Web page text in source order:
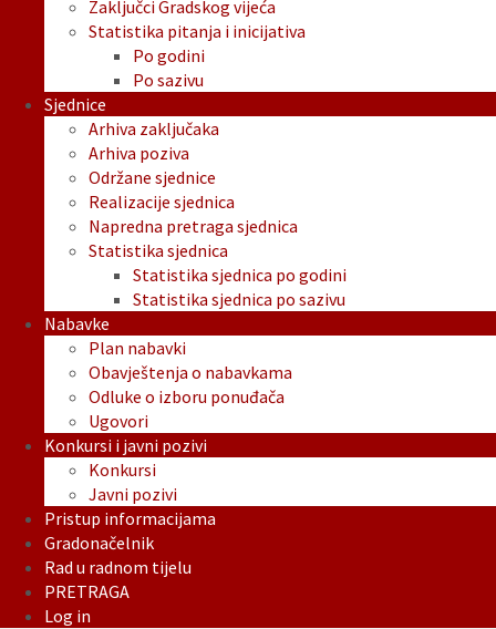
Zaključci Gradskog vijeća
Statistika pitanja i inicijativa
Po godini
Po sazivu
Sjednice
Arhiva zaključaka
Arhiva poziva
Održane sjednice
Realizacije sjednica
Napredna pretraga sjednica
Statistika sjednica
Statistika sjednica po godini
Statistika sjednica po sazivu
Nabavke
Plan nabavki
Obavještenja o nabavkama
Odluke o izboru ponuđača
Ugovori
Konkursi i javni pozivi
Konkursi
Javni pozivi
Pristup informacijama
Gradonačelnik
Rad u radnom tijelu
PRETRAGA
Log in